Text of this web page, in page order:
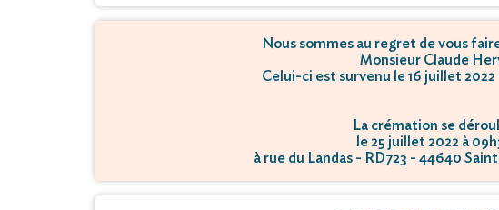
Nous sommes au regret de vous
Monsieur Claude
Celui-ci est survenu le 16 juillet
La crémation se
le 25 juillet 2022 à
à rue du Landas - RD723 - 44640